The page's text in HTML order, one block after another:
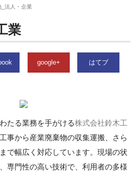
_法人・企業
業
google+ はてブ
たる業務を手がける株式会社鈴木工
事から産業廃棄物の収集運搬、さら
で幅広く対応しています。現場の状
専門性の高い技術で、利用者の多様